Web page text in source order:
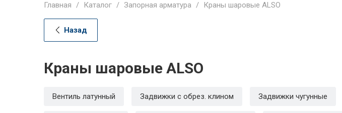
Главная / Каталог / Запорная арматура / Краны шаровые ALSO
Назад
Краны шаровые ALSO
Вентиль латунный Задвижки с обрез. клином Задвижки чугунные